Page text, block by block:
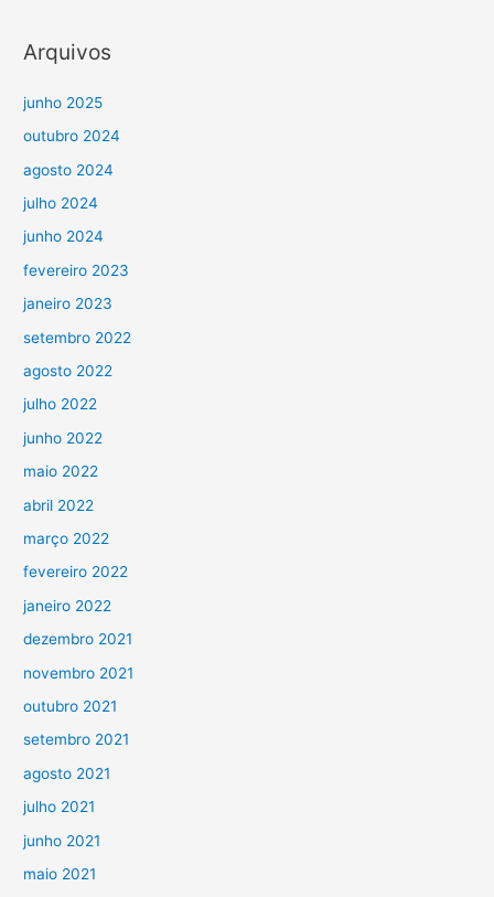
Arquivos
junho 2025
outubro 2024
agosto 2024
julho 2024
junho 2024
fevereiro 2023
janeiro 2023
setembro 2022
agosto 2022
julho 2022
junho 2022
maio 2022
abril 2022
março 2022
fevereiro 2022
janeiro 2022
dezembro 2021
novembro 2021
outubro 2021
setembro 2021
agosto 2021
julho 2021
junho 2021
maio 2021